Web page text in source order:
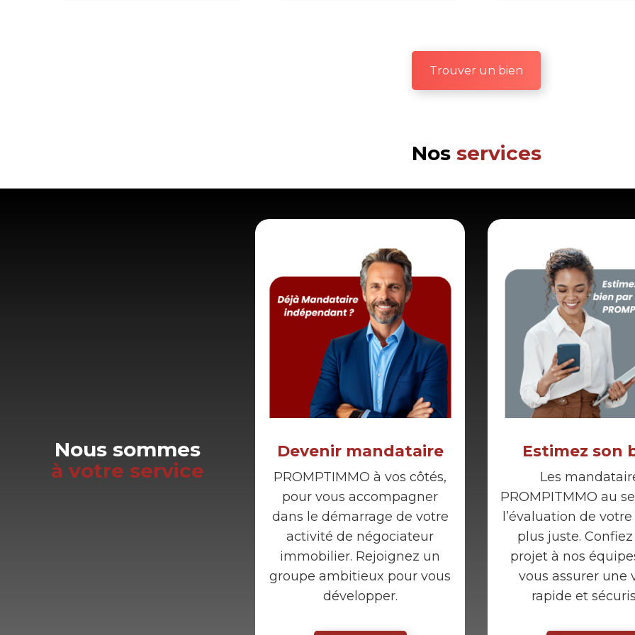
Trouver un bien
Nos services
Nous sommes
à votre service
Devenir mandataire
PROMPTIMMO à vos côtés,
pour vous accompagner
dans le démarrage de votre
activité de négociateur
immobilier. Rejoignez un
groupe ambitieux pour vous
développer.
Estimez son
Les
PROMPITMMO au
l’évaluation de
plus juste.
projet à nos
vous assurer une
rapide et